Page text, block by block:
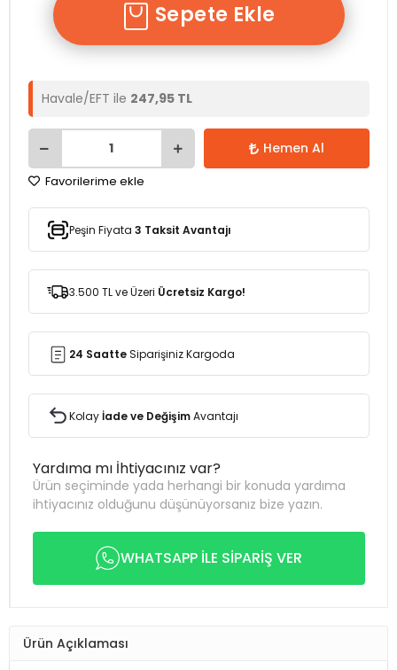
Sepete Ekle
Havale/EFT ile 247,95 TL
Hemen Al
Favorilerime ekle
Peşin Fiyata 3 Taksit Avantajı
3.500 TL ve Üzeri Ücretsiz Kargo!
24 SaatteSiparişiniz Kargoda
Kolayİade ve DeğişimAvantajı
Yardıma mı İhtiyacınız var?
Ürün seçiminde yada herhangi bir konuda yardıma
ihtiyacınız olduğunu düşünüyorsanız bize yazın.
WHATSAPP İLE SİPARİŞ VER
Ürün Açıklaması